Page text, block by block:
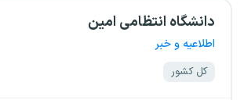
دانشگاه انتظامی امین
اطلاعیه و خبر
کل کشور